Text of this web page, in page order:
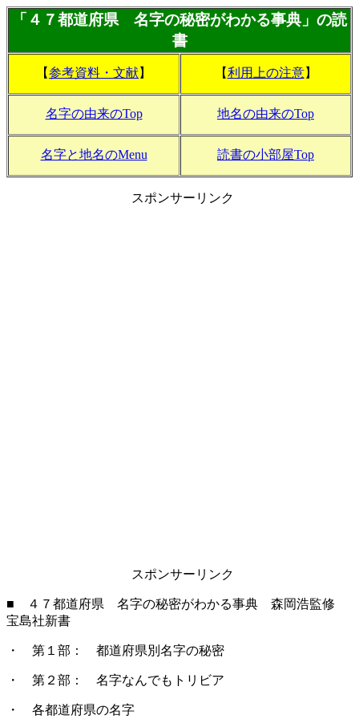
「４７都道府県 名字の秘密がわかる事典」の読
書
【参考資料・文献】 【利用上の注意】
名字の由来のTop 地名の由来のTop
名字と地名のMenu 読書の小部屋Top
スポンサーリンク
スポンサーリンク
■ ４７都道府県 名字の秘密がわかる事典 森岡浩監修
宝島社新書
・ 第１部： 都道府県別名字の秘密
・ 第２部： 名字なんでもトリビア
・ 各都道府県の名字